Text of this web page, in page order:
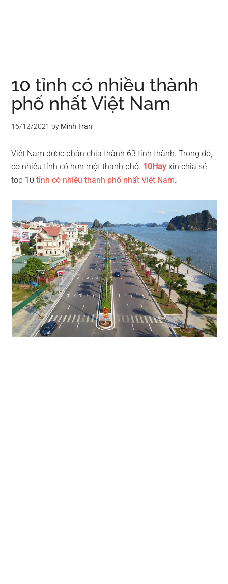
10 tỉnh có nhiều thành
phố nhất Việt Nam
16/12/2021 by Minh Tran
Việt Nam được phân chia thành 63 tỉnh thành. Trong đó,
có nhiều tỉnh có hơn một thành phố. 10Hay xin chia sẻ
top 10tỉnh có nhiều thành phố nhất Việt Nam.